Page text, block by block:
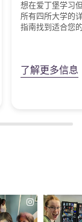
想在爱丁堡学习
所有四所大学的
指南找到适合您
了解更多信息